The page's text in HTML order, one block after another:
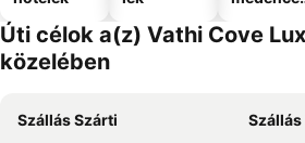
Úti célok a(z) Vathi Cove
közelében
Szállás Szárti